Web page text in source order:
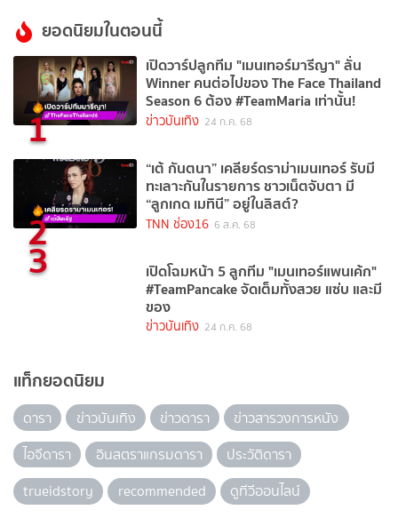
ยอดนิยมในตอนนี้
1
เปิดวาร์ปลูกทีม "เมนเทอร์มารีญา" ลั่น
Winner คนต่อไปของ The Face Thailand
Season 6 ต้อง #TeamMaria เท่านั้น!
ข่าวบันเทิง 24 ก.ค. 68
2
“เต้ กันตนา” เคลียร์ดราม่าเมนเทอร์ รับมี
ทะเลาะกันในรายการ ชาวเน็ตจับตา มี
“ลูกเกด เมทินี” อยู่ในลิสต์?
TNN ช่อง16 6 ส.ค. 68
3 เปิดโฉมหน้า 5 ลูกทีม "เมนเทอร์แพนเค้ก"
#TeamPancake จัดเต็มทั้งสวย แซ่บ และมี
ของ
ข่าวบันเทิง 24 ก.ค. 68
แท็กยอดนิยม
ดารา ข่าวบันเทิง ข่าวดารา
ข่าวสารวงการหนัง
ไอจีดารา
อินสตราแกรมดารา
ประวัติดารา
trueidstory
recommended ดูทีวีออนไลน์